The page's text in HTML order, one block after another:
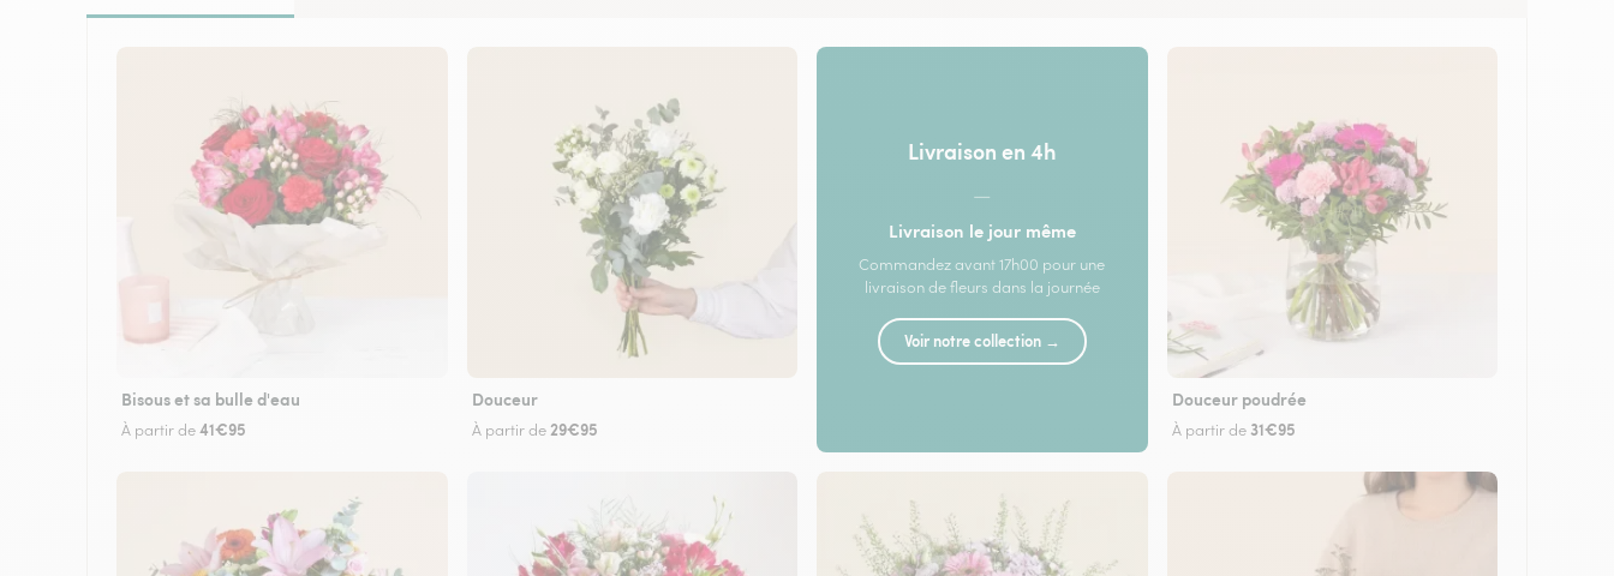
Bisous et sa bulle d'eau
À partir de41€95
Douceur
À partir de 29€95
Livraison en 4h
—
Livraison le jour même
Commandez avant 17h00 pour une
livraison de fleurs dans la journée
Voir notre collection →
Douceur poudrée
À partir de 31€95